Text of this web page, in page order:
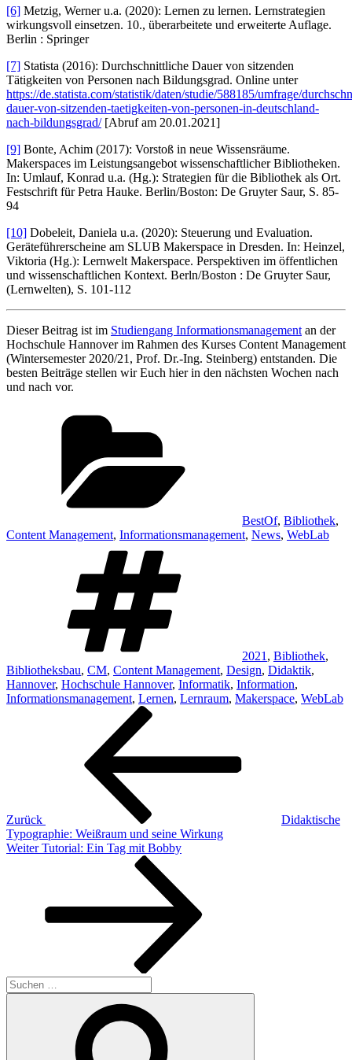
[6] Metzig, Werner u.a. (2020): Lernen zu lernen. Lernstrategien
wirkungsvoll einsetzen. 10., überarbeitete und erweiterte Auflage.
Berlin : Springer
[7] Statista (2016): Durchschnittliche Dauer von sitzenden
Tätigkeiten von Personen nach Bildungsgrad. Online unter
https://de.statista.com/statistik/daten/studie/588185/umfrage/
dauer-von-sitzenden-taetigkeiten-von-personen-in-deutschland-
nach-bildungsgrad/[Abruf am 20.01.2021]
[9] Bonte, Achim (2017): Vorstoß in neue Wissensräume.
Makerspaces im Leistungsangebot wissenschaftlicher Bibliotheken.
In: Umlauf, Konrad u.a. (Hg.): Strategien für die Bibliothek als Ort.
Festschrift für Petra Hauke. Berlin/Boston: De Gruyter Saur, S. 85-
94
[10] Dobeleit, Daniela u.a. (2020): Steuerung und Evaluation.
Geräteführerscheine am SLUB Makerspace in Dresden. In: Heinzel,
Viktoria (Hg.): Lernwelt Makerspace. Perspektiven im öffentlichen
und wissenschaftlichen Kontext. Berln/Boston : De Gruyter Saur,
(Lernwelten), S. 101-112
Dieser Beitrag ist im Studiengang Informationsmanagement an der
Hochschule Hannover im Rahmen des Kurses Content Management
(Wintersemester 2020/21, Prof. Dr.-Ing. Steinberg) entstanden. Die
besten Beiträge stellen wir Euch hier in den nächsten Wochen nach
und nach vor.
BestOf, Bibliothek,
Content Management, Informationsmanagement, News, WebLab
2021 , Bibliothek,
Bibliotheksbau, CM, Content Management, Design, Didaktik,
Hannover, Hochschule Hannover, Informatik, Information,
Informationsmanagement, Lernen, Lernraum, Makerspace, WebLab
Beitragsnavigation
Zurück
Didaktische
Typographie: Weißraum und seine Wirkung
Nächster
Weiter Tutorial: Ein Tag mit Bobby
Suchen
nach: